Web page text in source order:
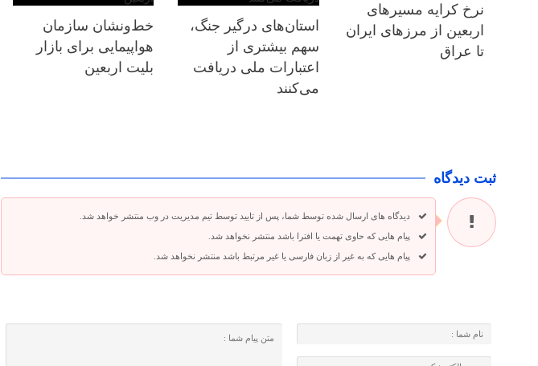
نرخ کرایه مسیرهای
اربعین از مرزهای ایران
تا عراق
استان‌های درگیر جنگ،
سهم بیشتری از
اعتبارات ملی دریافت
می‌کنند
خط‌ونشان سازمان
هواپیمایی برای بازار
بلیت اربعین
ثبت دیدگاه
دیدگاه های ارسال شده توسط شما، پس از تایید توسط تیم مدیریت در وب منتشر خواهد شد.
پیام هایی که حاوی تهمت یا افترا باشد منتشر نخواهد شد.
پیام هایی که به غیر از زبان فارسی یا غیر مرتبط باشد منتشر نخواهد شد.